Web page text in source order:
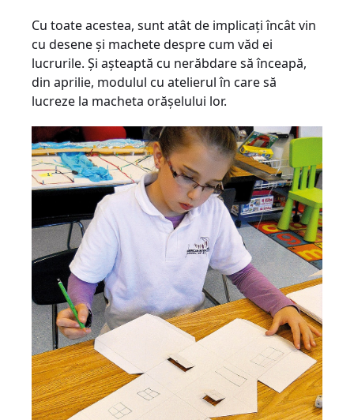
Cu toate acestea, sunt atât de implicaţi încât vin
cu desene şi machete despre cum văd ei
lucrurile. Şi aşteaptă cu nerăbdare să înceapă,
din aprilie, modulul cu atelierul în care să
lucreze la macheta orăşelului lor.